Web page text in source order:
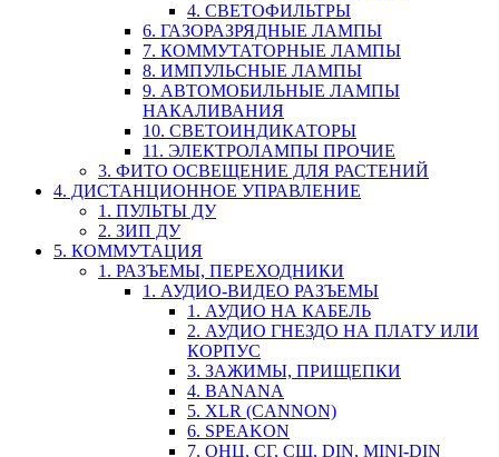
4. СВЕТОФИЛЬТРЫ
6. ГАЗОРАЗРЯДНЫЕ ЛАМПЫ
7. КОММУТАТОРНЫЕ ЛАМПЫ
8. ИМПУЛЬСНЫЕ ЛАМПЫ
9. АВТОМОБИЛЬНЫЕ ЛАМПЫ
НАКАЛИВАНИЯ
10. СВЕТОИНДИКАТОРЫ
11. ЭЛЕКТРОЛАМПЫ ПРОЧИЕ
3. ФИТО ОСВЕЩЕНИЕ ДЛЯ РАСТЕНИЙ
4. ДИСТАНЦИОННОЕ УПРАВЛЕНИЕ
1. ПУЛЬТЫ ДУ
2. ЗИП ДУ
5. КОММУТАЦИЯ
1. РАЗЪЕМЫ, ПЕРЕХОДНИКИ
1. АУДИО-ВИДЕО РАЗЪЕМЫ
1. АУДИО НА КАБЕЛЬ
2. АУДИО ГНЕЗДО НА ПЛАТУ ИЛИ
КОРПУС
3. ЗАЖИМЫ, ПРИЩЕПКИ
4. BANANA
5. XLR (CANNON)
6. SPEAKON
7. ОНЦ, СГ, СШ, DIN, MINI-DIN